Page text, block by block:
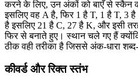
करने के लिए, उन अंकों को बाएँ से स्कैन
इसलिए वह A है, फिर 1 है T, 1 है T, 3
है इसलिए 21 है C, 27 है K, और इसी
फिर से बनाते हुए। स्थान चले गए हैं
ठीक वही तरीका है जिससे अंक-धारा
कीवर्ड और रिक्त स्तंभ